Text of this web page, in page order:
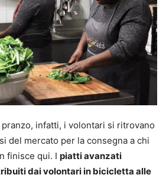
pranzo, infatti, i volontari si ritrovano
del mercato per la consegna a chi
finisce qui. I piatti avanzati
dai volontari in bicicletta alle